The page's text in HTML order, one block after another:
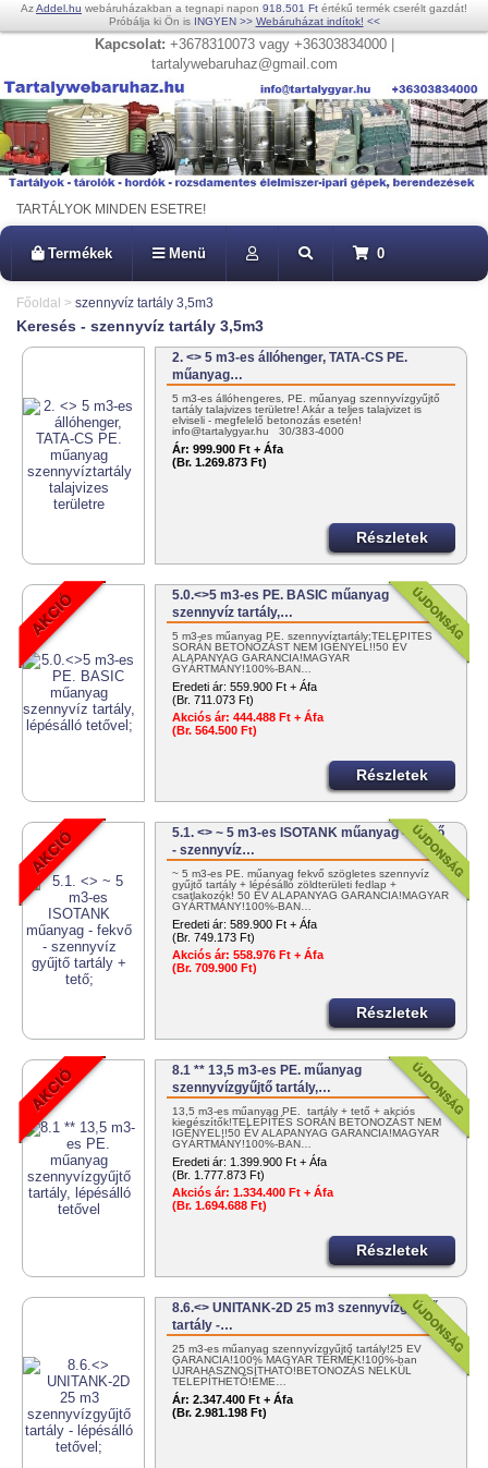
AzAddel.hu webáruházakban a tegnapi napon 918.501 Ft értékű termék cserélt gazdát!
Próbálja ki Ön is INGYEN >> Webáruházat indítok! <<
Kapcsolat: +3678310073 vagy +36303834000 |
tartalywebaruhaz@gmail.com
TARTÁLYOK MINDEN ESETRE!
Termékek Menü 0
Főoldal > szennyvíz tartály 3,5m3
Keresés - szennyvíz tartály 3,5m3
2. <> 5 m3-es állóhenger, TATA-CS PE.
műanyag…
5 m3-es állóhengeres, PE. műanyag szennyvízgyűjtő
tartály talajvizes területre! Akár a teljes talajvizet is
elviseli - megfelelő betonozás esetén!
info@tartalygyar.hu 30/383-4000
Ár: 999.900 Ft + Áfa
(Br. 1.269.873 Ft)
Részletek
5.0.<>5 m3-es PE. BASIC műanyag
szennyvíz tartály,…
5 m3-es műanyag PE. szennyvíztartály;TELEPÍTÉS
SORÁN BETONOZÁST NEM IGÉNYEL!!50 ÉV
ALAPANYAG GARANCIA!MAGYAR
GYÁRTMÁNY!100%-BAN…
Eredeti ár: 559.900 Ft + Áfa
(Br. 711.073 Ft)
Akciós ár: 444.488 Ft + Áfa
(Br. 564.500 Ft)
Részletek
5.1. <> ~ 5 m3-es ISOTANK műanyag - fekvő
- szennyvíz…
~ 5 m3-es PE. műanyag fekvő szögletes szennyvíz
gyűjtő tartály + lépésálló zöldterületi fedlap +
csatlakozók! 50 ÉV ALAPANYAG GARANCIA!MAGYAR
GYÁRTMÁNY!100%-BAN…
Eredeti ár: 589.900 Ft + Áfa
(Br. 749.173 Ft)
Akciós ár: 558.976 Ft + Áfa
(Br. 709.900 Ft)
Részletek
8.1 ** 13,5 m3-es PE. műanyag
szennyvízgyűjtő tartály,…
13,5 m3-es műanyag PE. tartály + tető + akciós
kiegészítők!TELEPÍTÉS SORÁN BETONOZÁST NEM
IGÉNYEL!!50 ÉV ALAPANYAG GARANCIA!MAGYAR
GYÁRTMÁNY!100%-BAN…
Eredeti ár: 1.399.900 Ft + Áfa
(Br. 1.777.873 Ft)
Akciós ár: 1.334.400 Ft + Áfa
(Br. 1.694.688 Ft)
Részletek
8.6.<> UNITANK-2D 25 m3 szennyvízgyűjtő
tartály -…
25 m3-es műanyag szennyvízgyűjtő tartály!25 ÉV
GARANCIA!100% MAGYAR TERMÉK!100%-ban
ÚJRAHASZNOSÍTHATÓ!BETONOZÁS NÉLKÜL
TELEPÍTHETŐ!ÉME…
Ár: 2.347.400 Ft + Áfa
(Br. 2.981.198 Ft)